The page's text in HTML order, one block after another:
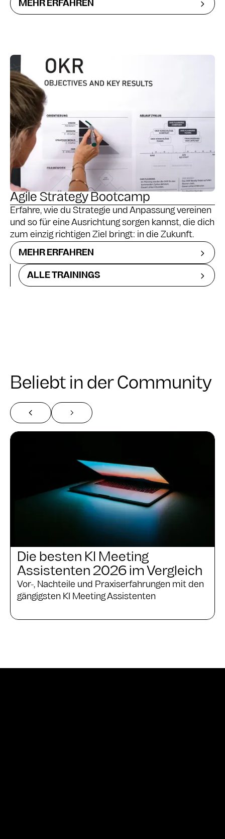
Agilität - für Einzelpersonen oder ganze Teams!
MEHR ERFAHREN
Agile Strategy Bootcamp
Erfahre, wie du Strategie und Anpassung vereinen
und so für eine Ausrichtung sorgen kannst, die dich
zum einzig richtigen Ziel bringt: in die Zukunft.
MEHR ERFAHREN
ALLE TRAININGS
Beliebt in der Community
Die besten KI Meeting
Assistenten 2026 im Vergleich
Vor-, Nachteile und Praxiserfahrungen mit den
gängigsten KI Meeting Assistenten